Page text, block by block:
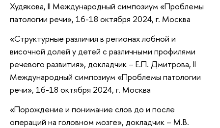
Худякова, II Международный симпозиум «Проблемы
патологии речи», 16-18 октября 2024, г. Москва
«Структурные различия в регионах лобной и
височной долей у детей с различными профилями
речевого развития», докладчик – Е.П. Дмитрова, II
Международный симпозиум «Проблемы патологии
речи», 16-18 октября 2024, г. Москва
«Порождение и понимание слов до и после
операций на головном мозге», докладчик – М.В.